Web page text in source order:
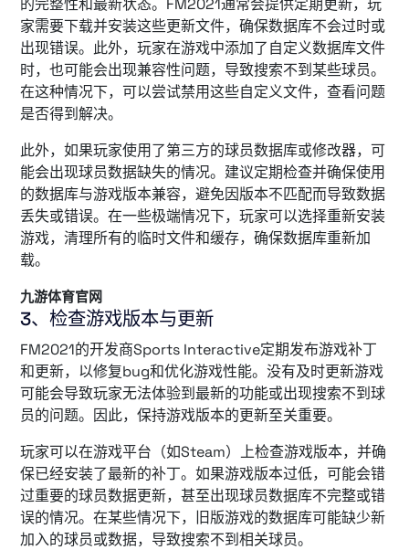
的完整性和最新状态。FM2021通常会提供定期更新，玩
家需要下载并安装这些更新文件，确保数据库不会过时或
出现错误。此外，玩家在游戏中添加了自定义数据库文件
时，也可能会出现兼容性问题，导致搜索不到某些球员。
在这种情况下，可以尝试禁用这些自定义文件，查看问题
是否得到解决。
此外，如果玩家使用了第三方的球员数据库或修改器，可
能会出现球员数据缺失的情况。建议定期检查并确保使用
的数据库与游戏版本兼容，避免因版本不匹配而导致数据
丢失或错误。在一些极端情况下，玩家可以选择重新安装
游戏，清理所有的临时文件和缓存，确保数据库重新加
载。
九游体育官网
3、检查游戏版本与更新
FM2021的开发商Sports Interactive定期发布游戏补丁
和更新，以修复bug和优化游戏性能。没有及时更新游戏
可能会导致玩家无法体验到最新的功能或出现搜索不到球
员的问题。因此，保持游戏版本的更新至关重要。
玩家可以在游戏平台（如Steam）上检查游戏版本，并确
保已经安装了最新的补丁。如果游戏版本过低，可能会错
过重要的球员数据更新，甚至出现球员数据库不完整或错
误的情况。在某些情况下，旧版游戏的数据库可能缺少新
加入的球员或数据，导致搜索不到相关球员。